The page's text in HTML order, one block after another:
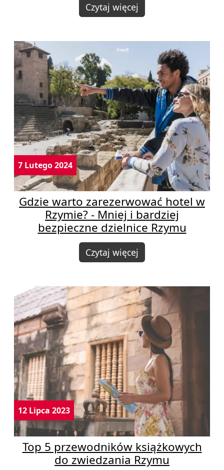
Czytaj więcej
7 Lutego 2024
Gdzie warto zarezerwować hotel w
Rzymie? - Mniej i bardziej
bezpieczne dzielnice Rzymu
Czytaj więcej
12 Lipca 2023
Top 5 przewodników książkowych
do zwiedzania Rzymu